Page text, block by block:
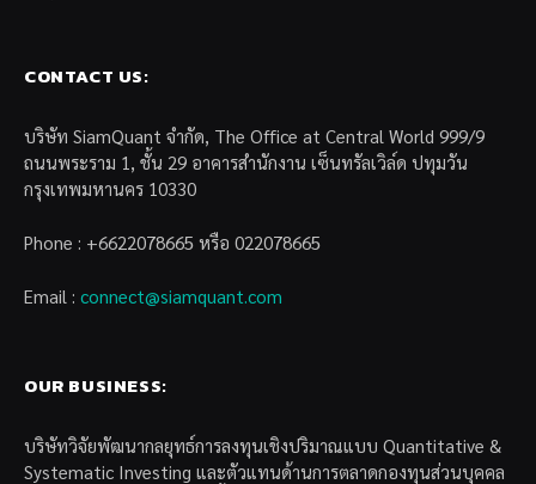
CONTACT US:
บริษัท SiamQuant จำกัด, The Office at Central World 999/9
ถนนพระราม 1, ชั้น 29 อาคารสำนักงาน เซ็นทรัลเวิล์ด ปทุมวัน
กรุงเทพมหานคร 10330
Phone : +6622078665 หรือ 022078665
Email : connect@siamquant.com
OUR BUSINESS:
บริษัทวิจัยพัฒนากลยุทธ์การลงทุนเชิงปริมาณแบบ Quantitative &
Systematic Investing และตัวแทนด้านการตลาดกองทุนส่วนบุคคล